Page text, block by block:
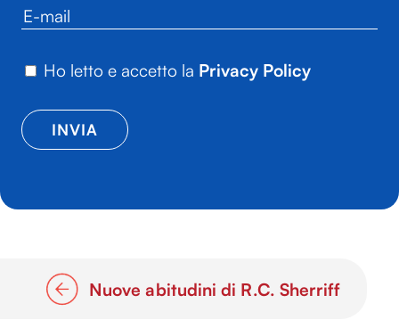
Ho letto e accetto la Privacy Policy
Nuove abitudini di R.C. Sherriff